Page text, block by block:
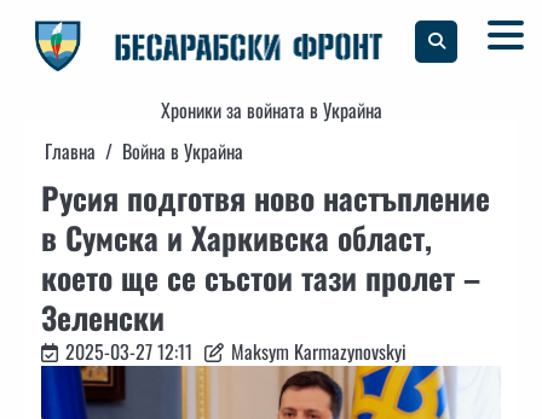
content
Хроники за войната в Украйна
Главна
Война в Украйна
Русия подготвя ново настъпление
в Сумска и Харкивска област,
което ще се състои тази пролет –
Зеленски
2025-03-27 12:11 Maksym Karmazynovskyi